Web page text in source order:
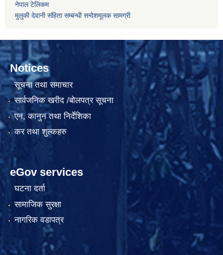
नेपाल टेलिकम
मुलुकी देवानी संहिता सम्बन्धी सन्देशमूलक सामग्री
Notices
सूचना तथा समाचार
सार्वजनिक खरीद /बोलपत्र सूचना
एन, कानुन तथा निर्देशिका
कर तथा शुल्कहरु
eGov services
घटना दर्ता
सामाजिक सुरक्षा
नागरिक वडापत्र